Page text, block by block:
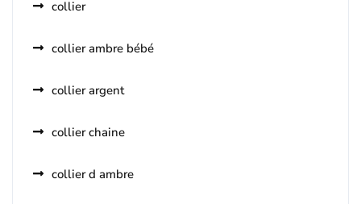
collier
collier ambre bébé
collier argent
collier chaine
collier d ambre